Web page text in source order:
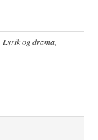
Lyrik og drama